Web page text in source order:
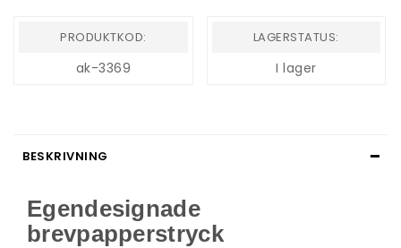
PRODUKTKOD:
ak-3369
LAGERSTATUS:
I lager
BESKRIVNING
Egendesignade
brevpapperstryck